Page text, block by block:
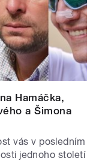
Hamáčka,
a Šimona
vás v posledním
jednoho století